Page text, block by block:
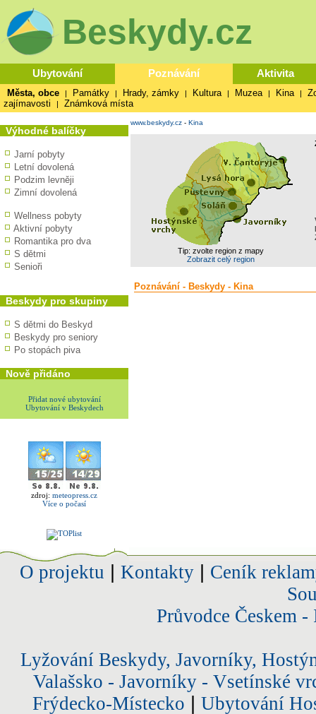
Beskydy.cz
Ubytování Poznávání Aktivita
Města, obce | Památky | Hrady, zámky | Kultura | Muzea | Kina |
zajímavosti
| Známková místa
Výhodné balíčky
Jarní pobyty
Letní dovolená
Podzim levněji
Zimní dovolená
Wellness pobyty
Aktivní pobyty
Romantika pro dva
S dětmi
Senioři
Beskydy pro skupiny
S dětmi do Beskyd
Beskydy pro seniory
Po stopách piva
Nově přidáno
Přidat nové ubytování
Ubytování v Beskydech
zdroj: meteopress.cz
Více o počasí
www.beskydy.cz - Kina
Tip: zvolte region z mapy
Zobrazit celý region
Poznávání - Beskydy - Kina
O projektu Kontakty| Ceník
Průvodce Českem
Lyžování Beskydy, Javorníky,
Valašsko - Javorníky - Vsetínské
Frýdecko-Místecko
Ubytování